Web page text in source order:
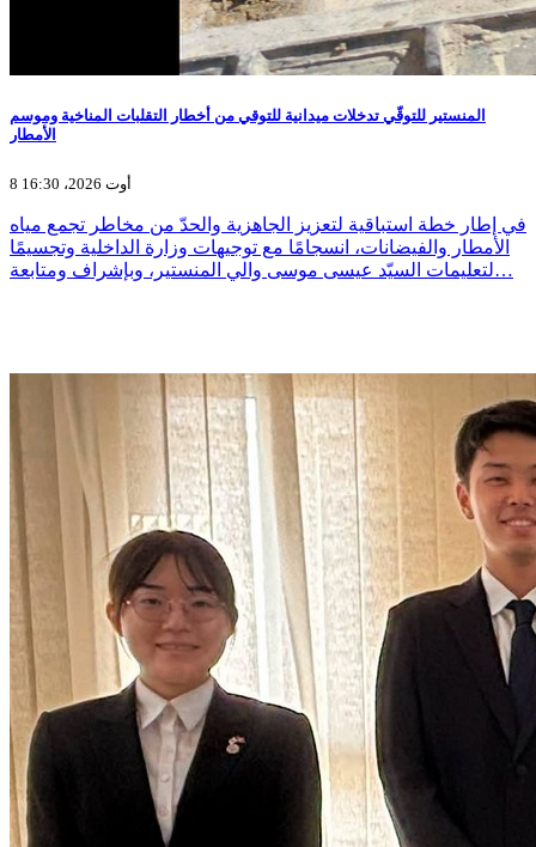
المنستير للتوقّي تدخلات ميدانية للتوقي من أخطار التقلبات المناخية وموسم
الأمطار
8 أوت 2026، 16:30
في إطار خطة استباقية لتعزيز الجاهزية والحدّ من مخاطر تجمع مياه
الأمطار والفيضانات، انسجامًا مع توجيهات وزارة الداخلية وتجسيمًا
لتعليمات السيّد عيسى موسى والي المنستير، وبإشراف ومتابعة…